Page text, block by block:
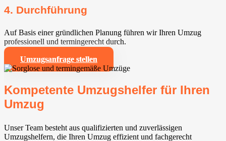
4. Durchführung
Auf Basis einer gründlichen Planung führen wir Ihren Umzug
professionell und termingerecht durch.
Umzugsanfrage stellen
Kompetente Umzugshelfer für Ihren
Umzug
Unser Team besteht aus qualifizierten und zuverlässigen
Umzugshelfern, die Ihren Umzug effizient und fachgerecht